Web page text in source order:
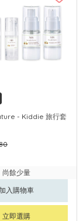
- Kiddie 旅行套
尚餘少量
入購物車
立即選購